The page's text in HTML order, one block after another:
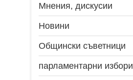
Мнения, дискусии
Новини
Общински съветници
парламентарни избори